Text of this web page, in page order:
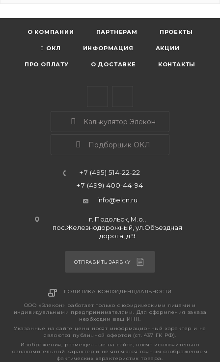
О КОМПАНИИ ПАРТНЕРАМ ПРОЕКТЫ
ОКЛ ИНФОРМАЦИЯ АКЦИИ
ПРО ОПЛАТУ О ДОСТАВКЕ КОНТАКТЫ
Калькулятор Элекон
Подборщик ОКЛ
+7 (495) 514-22-22
+7 (499) 400-44-94
info@elcn.ru
г. Подольск, М.о.,
пос.Железнодорожный, ул.Объездная
дорога, д.9
ОТПРАВИТЬ ЗАЯВКУ
ПОЛИТИКА КОНФИДЕНЦИАЛЬНОСТИ
ООО «Элекон» работает только с юридическими лицами и
индивидуальными предпринимателями. Для оформления заказа
необходим ваш ИНН.
Указанные на сайте цены носят информационный характер и не
являются публичной офертой (ст. 437 ГК РФ).
Изображения, размещенные на сайте, носят исключительно
ознакомительный характер и не являются точным отображением
фактических характеристик товара.